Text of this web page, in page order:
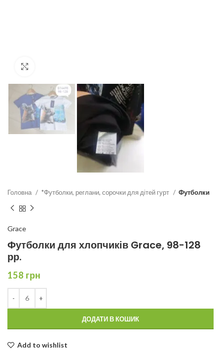
Головна *Футболки, реглани, сорочки для дітей гурт Футболки
Grace
Футболки для хлопчиків Grace, 98-128
рр.
158 грн
ДОДАТИ В КОШИК
Add to wishlist